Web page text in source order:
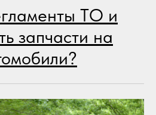
ТО и
запчасти на